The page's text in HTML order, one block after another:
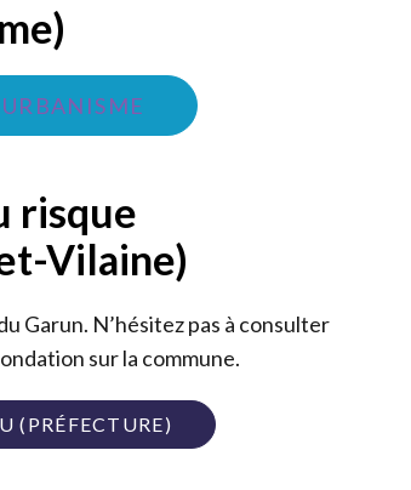
risque
Vilaine)
Garun. N’hésitez pas à consulter
sur la commune.
(PRÉFECTURE)